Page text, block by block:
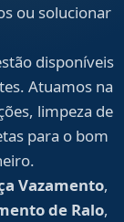
ou solucionar
disponíveis
Atuamos na
limpeza de
para o bom
Vazamento,
de Ralo,